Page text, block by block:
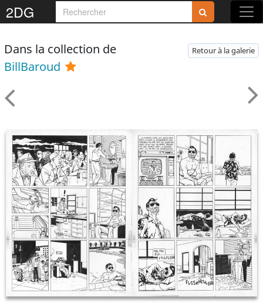
2DG
Dans la collection de
BillBaroud
Retour à la galerie